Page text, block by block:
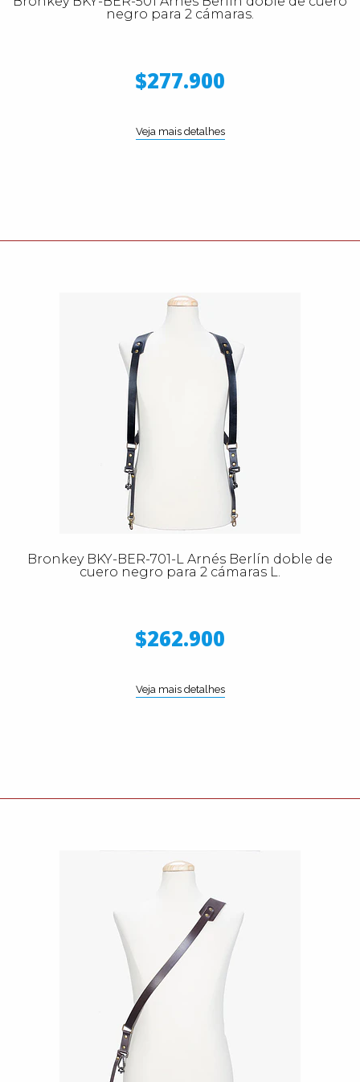
negro para 2 cámaras.
$277.900
Veja mais detalhes
Bronkey BKY-BER-701-L Arnés Berlín doble de
cuero negro para 2 cámaras L.
$262.900
Veja mais detalhes